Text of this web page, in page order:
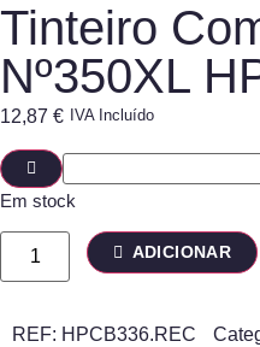
Tinteiro
Nº350XL
12,87 € IVA Incluído
Em stock
ADICIONAR
REF: HPCB336.REC